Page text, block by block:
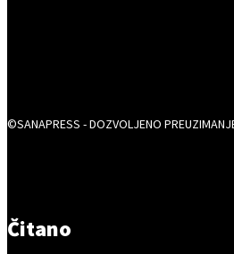
©SANAPRESS - DOZVOLJENO
Čitano